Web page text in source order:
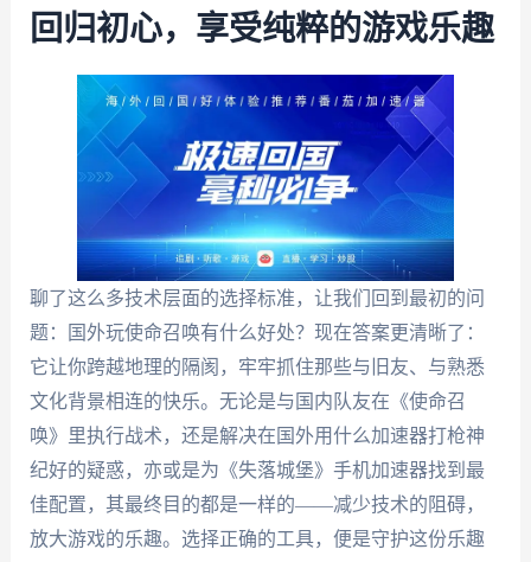
回归初心，享受纯粹的游戏乐趣
聊了这么多技术层面的选择标准，让我们回到最初的问
题：国外玩使命召唤有什么好处？现在答案更清晰了：
它让你跨越地理的隔阂，牢牢抓住那些与旧友、与熟悉
文化背景相连的快乐。无论是与国内队友在《使命召
唤》里执行战术，还是解决在国外用什么加速器打枪神
纪好的疑惑，亦或是为《失落城堡》手机加速器找到最
佳配置，其最终目的都是一样的——减少技术的阻碍，
放大游戏的乐趣。选择正确的工具，便是守护这份乐趣